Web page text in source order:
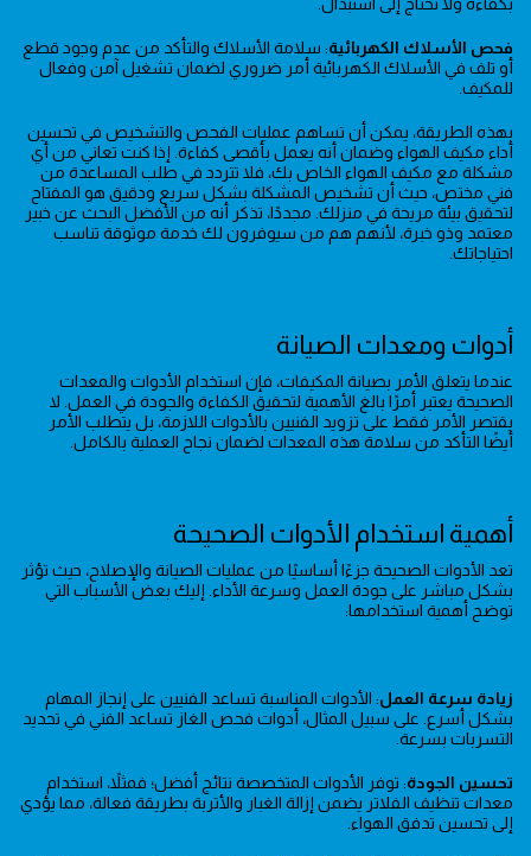
بكفاءة ولا تحتاج إلى استبدال.
فحص الأسلاك الكهربائية: سلامة الأسلاك والتأكد من عدم وجود قطع
أو تلف في الأسلاك الكهربائية أمر ضروري لضمان تشغيل آمن وفعال
للمكيف.
بهذه الطريقة، يمكن أن تساهم عمليات الفحص والتشخيص في تحسين
أداء مكيف الهواء وضمان أنه يعمل بأقصى كفاءة. إذا كنت تعاني من أي
مشكلة مع مكيف الهواء الخاص بك، فلا تتردد في طلب المساعدة من
فني مختص، حيث أن تشخيص المشكلة بشكل سريع ودقيق هو المفتاح
لتحقيق بيئة مريحة في منزلك. مجددًا، تذكر أنه من الأفضل البحث عن خبير
معتمد وذو خبرة، لأنهم هم من سيوفرون لك خدمة موثوقة تناسب
احتياجاتك.
أدوات ومعدات الصيانة
عندما يتعلق الأمر بصيانة المكيفات، فإن استخدام الأدوات والمعدات
الصحيحة يعتبر أمرًا بالغ الأهمية لتحقيق الكفاءة والجودة في العمل. لا
يقتصر الأمر فقط على تزويد الفنيين بالأدوات اللازمة، بل يتطلب الأمر
أيضًا التأكد من سلامة هذه المعدات لضمان نجاح العملية بالكامل.
أهمية استخدام الأدوات الصحيحة
تعد الأدوات الصحيحة جزءًا أساسيًا من عمليات الصيانة والإصلاح، حيث تؤثر
بشكل مباشر على جودة العمل وسرعة الأداء. إليك بعض الأسباب التي
توضح أهمية استخدامها:
زيادة سرعة العمل: الأدوات المناسبة تساعد الفنيين على إنجاز المهام
بشكل أسرع. على سبيل المثال، أدوات فحص الغاز تساعد الفني في تحديد
التسربات بسرعة.
تحسين الجودة: توفر الأدوات المتخصصة نتائج أفضل؛ فمثلاً، استخدام
معدات تنظيف الفلاتر يضمن إزالة الغبار والأتربة بطريقة فعالة، مما يؤدي
إلى تحسين تدفق الهواء.